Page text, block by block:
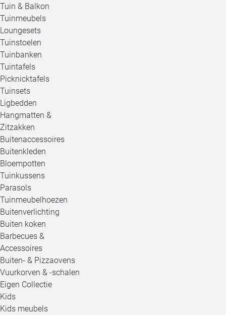
Tuin & Balkon
Tuinmeubels
Loungesets
Tuinstoelen
Tuinbanken
Tuintafels
Picknicktafels
Tuinsets
Ligbedden
Hangmatten &
Zitzakken
Buitenaccessoires
Buitenkleden
Bloempotten
Tuinkussens
Parasols
Tuinmeubelhoezen
Buitenverlichting
Buiten koken
Barbecues &
Accessoires
Buiten- & Pizzaovens
Vuurkorven & -schalen
Eigen Collectie
Kids
Kids meubels